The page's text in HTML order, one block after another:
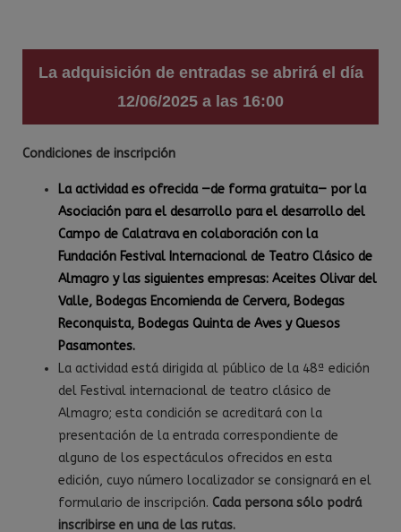
La adquisición de entradas se abrirá el día
12/06/2025 a las 16:00
Condiciones de inscripción
La actividad es ofrecida —de forma gratuita— por la
Asociación para el desarrollo para el desarrollo del
Campo de Calatrava en colaboración con la
Fundación Festival Internacional de Teatro Clásico de
Almagro y las siguientes empresas: Aceites Olivar del
Valle, Bodegas Encomienda de Cervera, Bodegas
Reconquista, Bodegas Quinta de Aves y Quesos
Pasamontes.
La actividad está dirigida al público de la 48ª edición
del Festival internacional de teatro clásico de
Almagro; esta condición se acreditará con la
presentación de la entrada correspondiente de
alguno de los espectáculos ofrecidos en esta
edición, cuyo número localizador se consignará en el
formulario de inscripción. Cada persona sólo podrá
inscribirse en una de las rutas.